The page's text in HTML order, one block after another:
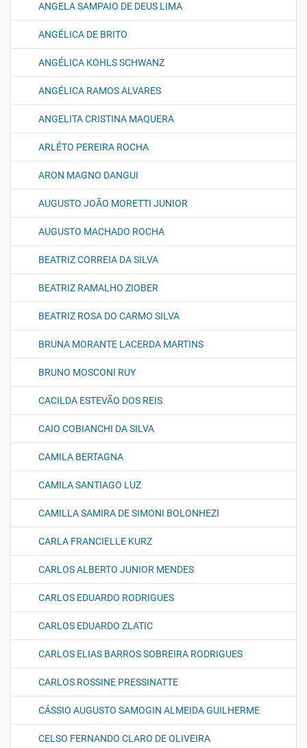
ANGELA SAMPAIO DE DEUS LIMA
ANGÉLICA DE BRITO
ANGÉLICA KOHLS SCHWANZ
ANGÉLICA RAMOS ALVARES
ANGELITA CRISTINA MAQUERA
ARLÉTO PEREIRA ROCHA
ARON MAGNO DANGUI
AUGUSTO JOÃO MORETTI JUNIOR
AUGUSTO MACHADO ROCHA
BEATRIZ CORREIA DA SILVA
BEATRIZ RAMALHO ZIOBER
BEATRIZ ROSA DO CARMO SILVA
BRUNA MORANTE LACERDA MARTINS
BRUNO MOSCONI RUY
CACILDA ESTEVÃO DOS REIS
CAIO COBIANCHI DA SILVA
CAMILA BERTAGNA
CAMILA SANTIAGO LUZ
CAMILLA SAMIRA DE SIMONI BOLONHEZI
CARLA FRANCIELLE KURZ
CARLOS ALBERTO JUNIOR MENDES
CARLOS EDUARDO RODRIGUES
CARLOS EDUARDO ZLATIC
CARLOS ELIAS BARROS SOBREIRA RODRIGUES
CARLOS ROSSINE PRESSINATTE
CÁSSIO AUGUSTO SAMOGIN ALMEIDA GUILHERME
CELSO FERNANDO CLARO DE OLIVEIRA